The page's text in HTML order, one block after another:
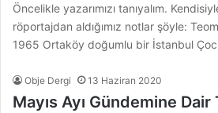
Öncelikle yazarımızı tanıyalım.
röportajdan aldığımız notlar şöyle:
1965 Ortaköy doğumlu bir İstanbul
Obje Dergi 13 Haziran 2020
Mayıs Ayı Gündemine